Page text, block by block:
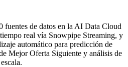
fuentes de datos en la AI Data Cloud
real vía Snowpipe Streaming, y
automático para predicción de
Mejor Oferta Siguiente y análisis de